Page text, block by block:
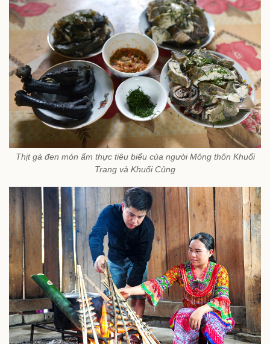
Thịt gà đen món ẩm thực tiêu biểu của người Mông thôn Khuổi
Trang và Khuổi Củng